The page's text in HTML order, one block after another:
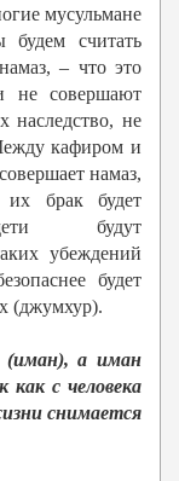
мусульмане
считать
– что это
не совершают
наследство, не
кафиром и
намаз,
брак будет
будут
убеждений
будет
(джумхур).
(иман), а иман
как c человека
снимается